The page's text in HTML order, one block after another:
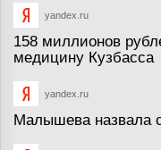
yandex.ru
158 миллионов
медицину Кузбасса
yandex.ru
Малышева назвала